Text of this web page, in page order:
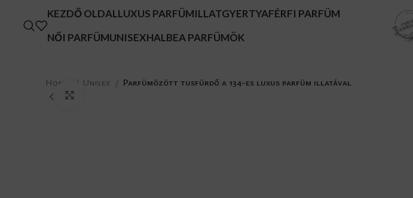
KEZDŐ OLDALLUXUS PARFÜMILLATGYERTYAFÉRFI PARFÜM
NŐI PARFÜMUNISEXHALBEA PARFÜMÖK
Home Unisex Parfümözött tusfürdő a 134-es luxus parfüm illatával